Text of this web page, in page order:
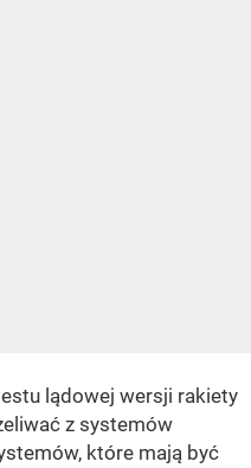
lądowej wersji rakiety
z systemów
które mają być